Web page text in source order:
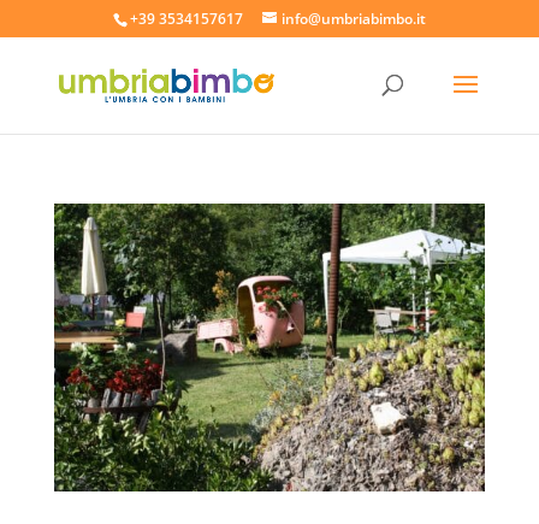
+39 3534157617 info@umbriabimbo.it